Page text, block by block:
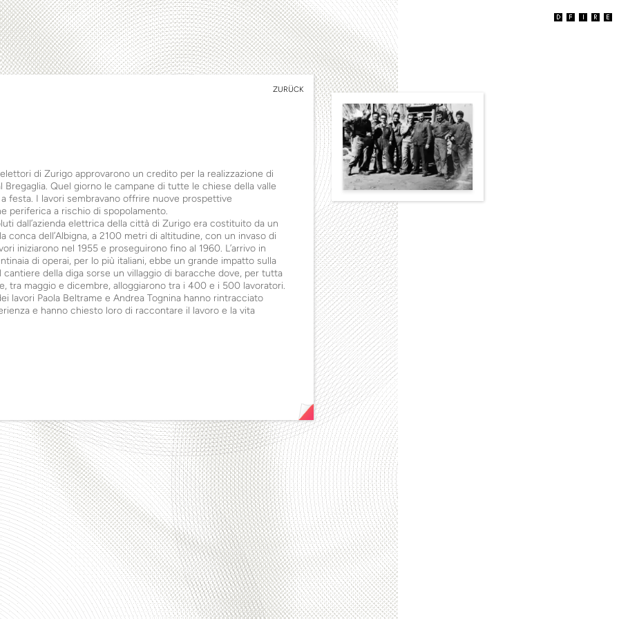
ZURÜCK
di Zurigo approvarono un credito per la realizzazione di
Bregaglia. Quel giorno le campane di tutte le chiese della valle
festa. I lavori sembravano offrire nuove prospettive
periferica a rischio di spopolamento.
dall’azienda elettrica della città di Zurigo era costituito da un
conca dell’Albigna, a 2100 metri di altitudine, con un invaso di
iniziarono nel 1955 e proseguirono fino al 1960. L’arrivo in
di operai, per lo più italiani, ebbe un grande impatto sulla
cantiere della diga sorse un villaggio di baracche dove, per tutta
tra maggio e dicembre, alloggiarono tra i 400 e i 500 lavoratori.
lavori Paola Beltrame e Andrea Tognina hanno rintracciato
e hanno chiesto loro di raccontare il lavoro e la vita